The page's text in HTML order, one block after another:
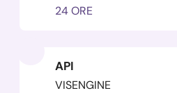
24 ORE
API
VISENGINE